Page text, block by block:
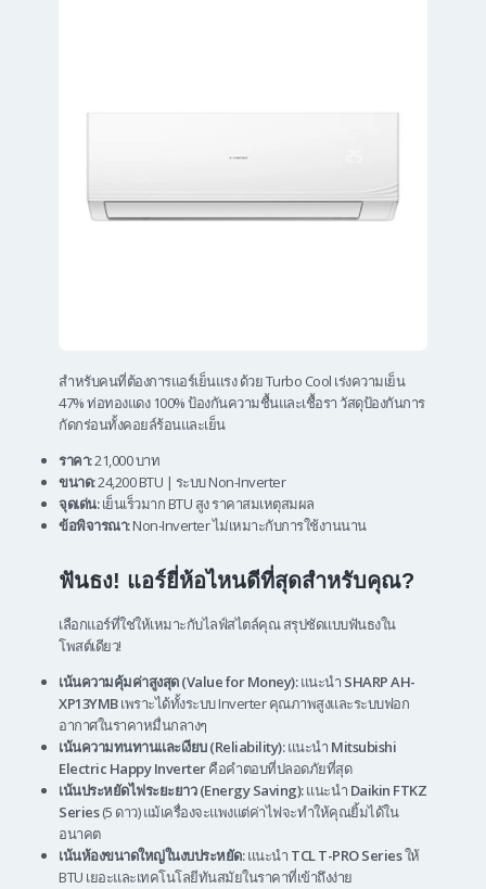
สำหรับคนที่ต้องการแอร์เย็นแรง ด้วย Turbo Cool เร่งความเย็น
47% ท่อทองแดง 100% ป้องกันความชื้นและเชื้อรา วัสดุป้องกันการ
กัดกร่อนทั้งคอยล์ร้อนและเย็น
ราคา:21,000 บาท
ขนาด:24,200 BTU | ระบบ Non-Inverter
จุดเด่น:เย็นเร็วมาก BTU สูง ราคาสมเหตุสมผล
ข้อพิจารณา:Non-Inverter ไม่เหมาะกับการใช้งานนาน
ฟันธง! แอร์ยี่ห้อไหนดีที่สุดสำหรับคุณ?
เลือกแอร์ที่ใช่ให้เหมาะกับไลฟ์สไตล์คุณ สรุปชัดแบบฟันธงใน
โพสต์เดียว!
เน้นความคุ้มค่าสูงสุด (Value for Money):แนะนำ SHARP AH-
XP13YMBเพราะได้ทั้งระบบ Inverter คุณภาพสูงและระบบฟอก
อากาศในราคาหมื่นกลางๆ
เน้นความทนทานและเงียบ (Reliability):แนะนำ Mitsubishi
Electric Happy Inverterคือคำตอบที่ปลอดภัยที่สุด
เน้นประหยัดไฟระยะยาว (Energy Saving):แนะนำ Daikin FTKZ
Series(5 ดาว) แม้เครื่องจะแพงแต่ค่าไฟจะทำให้คุณยิ้มได้ใน
อนาคต
เน้นห้องขนาดใหญ่ในงบประหยัด:แนะนำ TCL T-PRO Seriesให้
BTU เยอะและเทคโนโลยีทันสมัยในราคาที่เข้าถึงง่าย